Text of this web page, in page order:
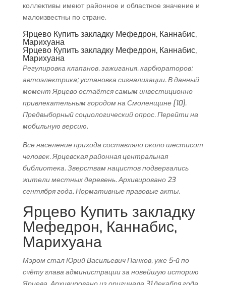
коллективы имеют районное и областное значение и
малоизвестны по стране.
Ярцево Купить закладку Мефедрон, Каннабис,
Марихуана
Ярцево Купить закладку Мефедрон, Каннабис,
Марихуана
Регулировка клапанов, зажигания, карбюраторов;
автоэлектрика; установка сигнализации. В данный
момент Ярцево остаётся самым инвестиционно
привлекательным городом на Смоленщине [10].
Предвыборный социологический опрос. Перейти на
мобильную версию.
Все население прихода составляло около шестисот
человек. Ярцевская районная центральная
библиотека. Зверствам нацистов подвергались
жители местных деревень. Архивировано 23
сентября года. Нормативные правовые акты.
Ярцево Купить закладку
Мефедрон, Каннабис,
Марихуана
Мэром стал Юрий Васильевич Панков, уже 5-й по
счёту глава администрации за новейшую историю